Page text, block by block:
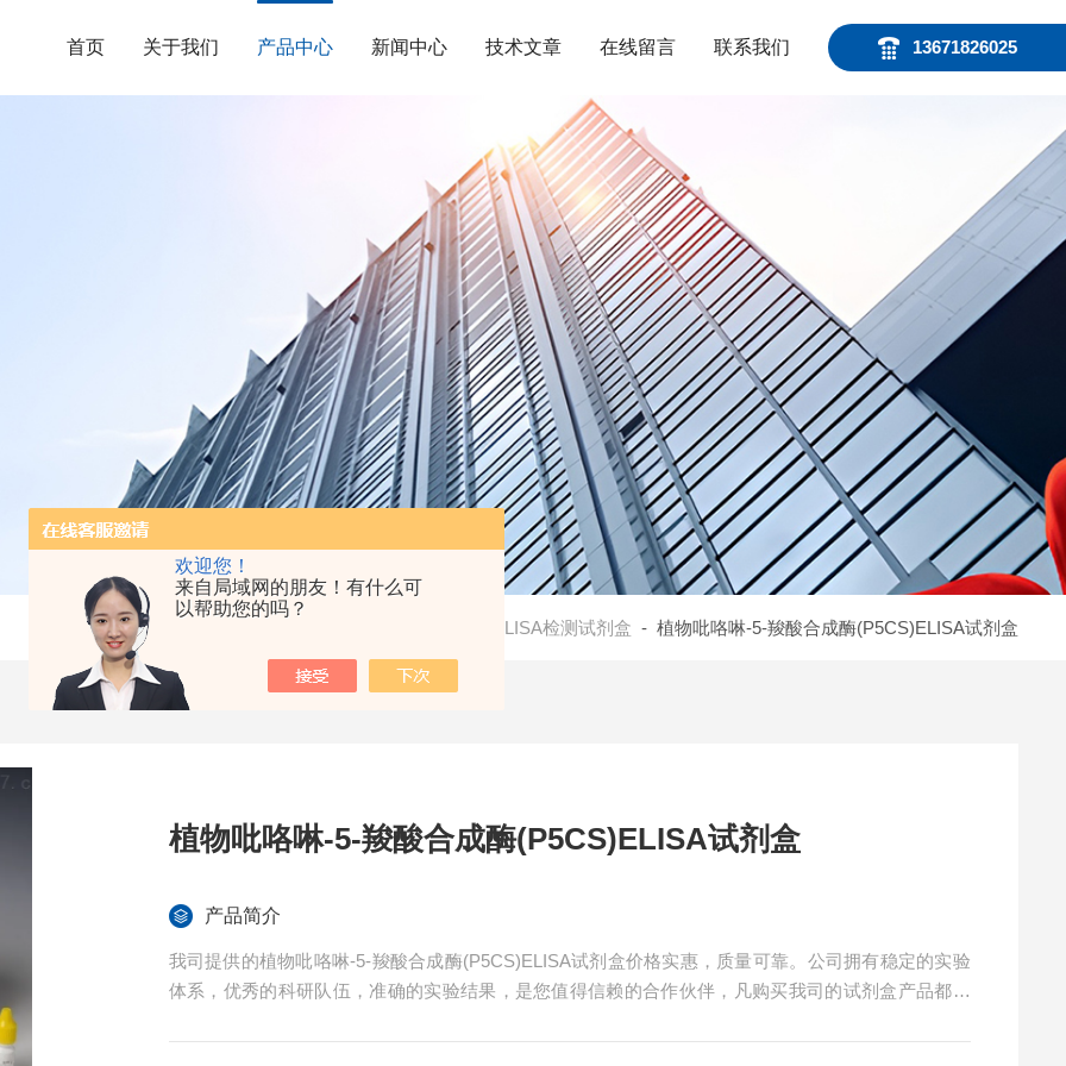
欢迎您！
来自局域网的朋友！有什么可
以帮助您的吗？
13671826025
首页 关于我们 产品中心 新闻中心 技术文章 在线留言 联系我们
当前位置： ELISA检测试剂盒 - 植物吡咯啉-5-羧酸合成酶(P5CS)ELISA试剂盒
植物吡咯啉-5-羧酸合成酶(P5CS)ELISA试剂盒
产品简介
我司提供的植物吡咯啉-5-羧酸合成酶(P5CS)ELISA试剂盒价格实惠，质量可靠。公司拥有稳定的实验
体系，优秀的科研队伍，准确的实验结果，是您值得信赖的合作伙伴，凡购买我司的试剂盒产品都可